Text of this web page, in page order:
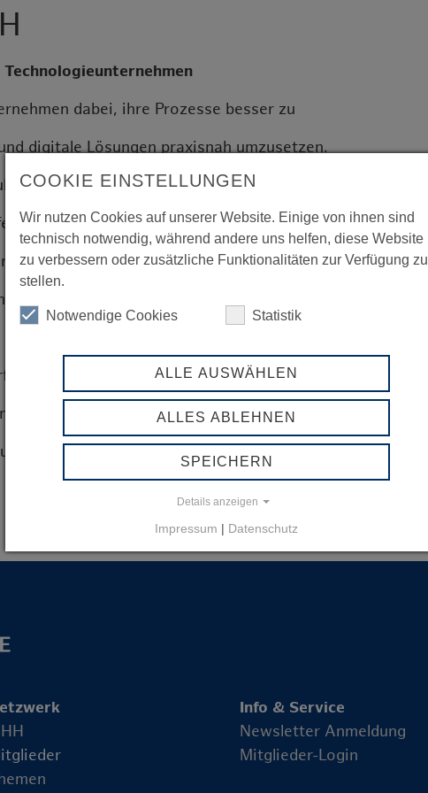
COOKIE EINSTELLUNGEN
Wir nutzen Cookies auf unserer Website. Einige von ihnen sind
technisch notwendig, während andere uns helfen, diese Website
zu verbessern oder zusätzliche Funktionalitäten zur Verfügung zu
stellen.
Notwendige Cookies Statistik
ALLE AUSWÄHLEN
ALLES ABLEHNEN
SPEICHERN
Details anzeigen
Impressum | Datenschutz
dabei, ihre Prozesse besser zu
digitale Lösungen praxisnah umzusetzen.
und angrenzenden
und gute Entscheidungen besonders wichtig
analysieren wir Prozesse, entwickeln
Transparenz durch Analytics und intelligente
und mehr als 120
aus Infrastruktur, Daten und Prozessen,
zukunftssicher arbeiten können.
Info & Service
Newsletter Anmeldung
Mitglieder-Login